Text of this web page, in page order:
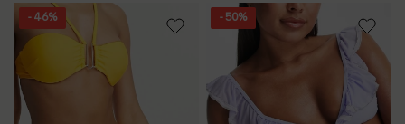
- 46% - 50%